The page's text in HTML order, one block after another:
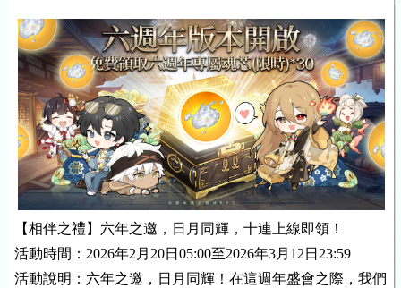
【相伴之禮】六年之邀，日月同輝，十連上線即領！
活動時間：2026年2月20日05:00至2026年3月12日23:59
活動說明：六年之邀，日月同輝！在這週年盛會之際，我們